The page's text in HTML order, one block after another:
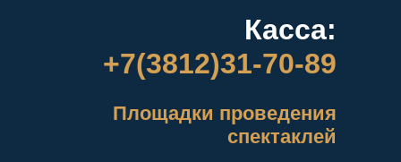
Касса:
+7(3812)31-70-89
Площадки проведения
спектаклей